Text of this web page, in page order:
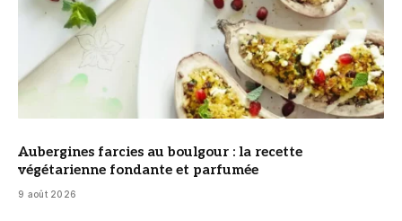
Aubergines farcies au boulgour : la recette
végétarienne fondante et parfumée
9 août 2026